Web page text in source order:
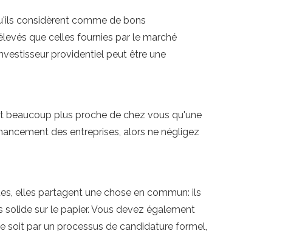
considèrent comme de bons
que celles fournies par le marché
providentiel peut être une
plus proche de chez vous qu'une
des entreprises, alors ne négligez
elles partagent une chose en commun: ils
sur le papier. Vous devez également
soit par un processus de candidature formel,